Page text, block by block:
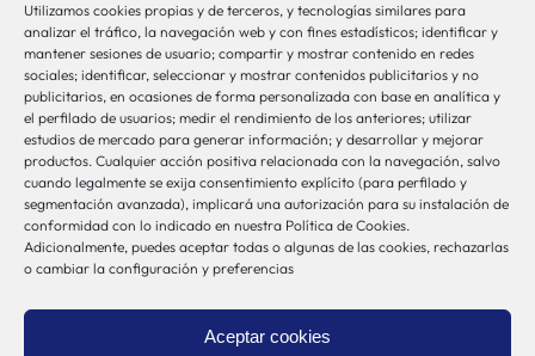
Utilizamos cookies propias y de terceros, y tecnologías similares para
analizar el tráfico, la navegación web y con fines estadísticos; identificar y
mantener sesiones de usuario; compartir y mostrar contenido en redes
sociales; identificar, seleccionar y mostrar contenidos publicitarios y no
publicitarios, en ocasiones de forma personalizada con base en analítica y
el perfilado de usuarios; medir el rendimiento de los anteriores; utilizar
estudios de mercado para generar información; y desarrollar y mejorar
productos. Cualquier acción positiva relacionada con la navegación, salvo
cuando legalmente se exija consentimiento explícito (para perfilado y
segmentación avanzada), implicará una autorización para su instalación de
conformidad con lo indicado en nuestra Política de Cookies.
Adicionalmente, puedes aceptar todas o algunas de las cookies, rechazarlas
o cambiar la configuración y preferencias
Aceptar cookies
bio-sistemak@bio-sistemak.eus
944 00 77 90
Otros Enlaces
Osakidetza